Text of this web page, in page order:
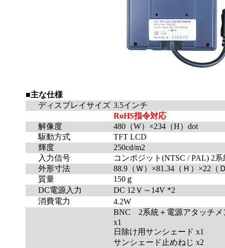
■主な仕様
ディスプレイサイズ 3.5インチ
RoHS指令対応
解像度
480（W）×234（H）dot
駆動方式
TFT LCD
輝度
250cd/m2
入力信号
コンポジット(NTSC / PAL) 2
外形寸法
88.9（Ｗ）×81.34（Ｈ）×22（
質量
150ｇ
DC電源入力
DC 12Ｖ～14V *2
消費電力
4.2W
BNC 2系統＋電源アタッチ
x1
日除け用サンシェード x1
サンシェード止めねじ x2